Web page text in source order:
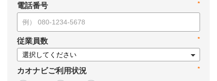
*
電話番号
*
従業員数
*
カオナビご利用状況